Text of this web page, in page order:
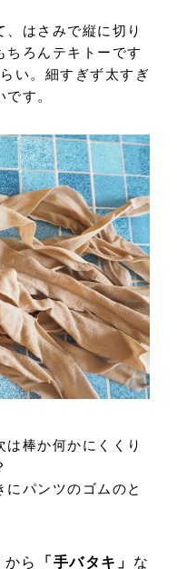
はさみで縦に切り
ちろんテキトーです
い。細すぎず太すぎ
す。
棒か何かにくくり
パンツのゴムのと
ら 「手バタキ」 な